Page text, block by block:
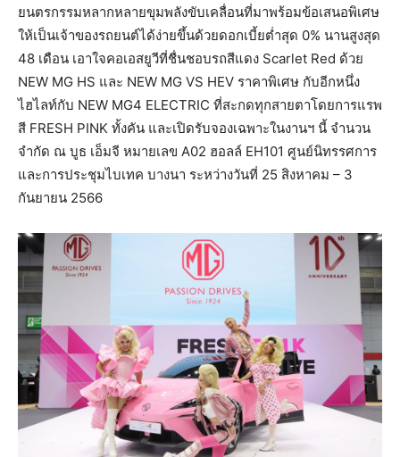
ยนตรกรรมหลากหลายขุมพลังขับเคลื่อนที่มาพร้อมข้อเสนอพิเศษ
ให้เป็นเจ้าของรถยนต์ได้ง่ายขึ้นด้วยดอกเบี้ยต่ำสุด 0% นานสูงสุด
48 เดือน เอาใจคอเอสยูวีที่ชื่นชอบรถสีแดง Scarlet Red ด้วย
NEW MG HS และ NEW MG VS HEV ราคาพิเศษ กับอีกหนึ่ง
ไฮไลท์กับ NEW MG4 ELECTRIC ที่สะกดทุกสายตาโดยการแรพ
สี FRESH PINK ทั้งคัน และเปิดรับจองเฉพาะในงานฯ นี้ จำนวน
จำกัด ณ บูธ เอ็มจี หมายเลข A02 ฮอลล์ EH101 ศูนย์นิทรรศการ
และการประชุมไบเทค บางนา ระหว่างวันที่ 25 สิงหาคม – 3
กันยายน 2566